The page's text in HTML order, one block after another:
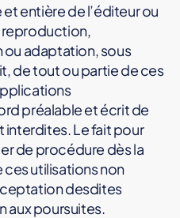
entière de l’éditeur ou
reproduction,
adaptation, sous
de tout ou partie de ces
préalable et écrit de
interdites. Le fait pour
de procédure dès la
utilisations non
desdites
aux poursuites.